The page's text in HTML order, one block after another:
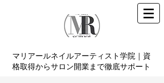
マリアールネイルアーティスト学院｜資
格取得からサロン開業まで徹底サポート